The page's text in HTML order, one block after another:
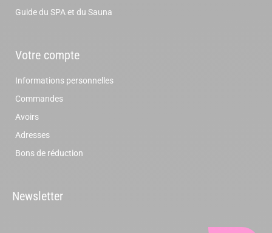
Guide du SPA et du Sauna
Votre compte
Informations personnelles
Commandes
Avoirs
Adresses
Bons de réduction
Newsletter